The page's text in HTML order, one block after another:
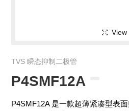
View
TVS 瞬态抑制二极管
P4SMF12A
P4SMF12A 是一款超薄紧凑型表